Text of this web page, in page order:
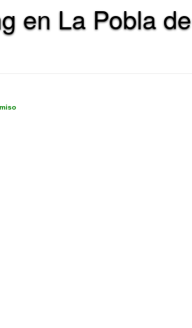
en La Pobla de